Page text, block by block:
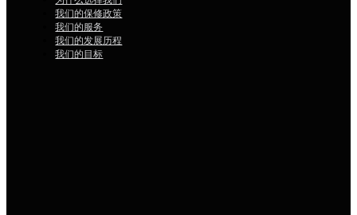
为什么选择我们
我们的保修政策
我们的服务
我们的发展历程